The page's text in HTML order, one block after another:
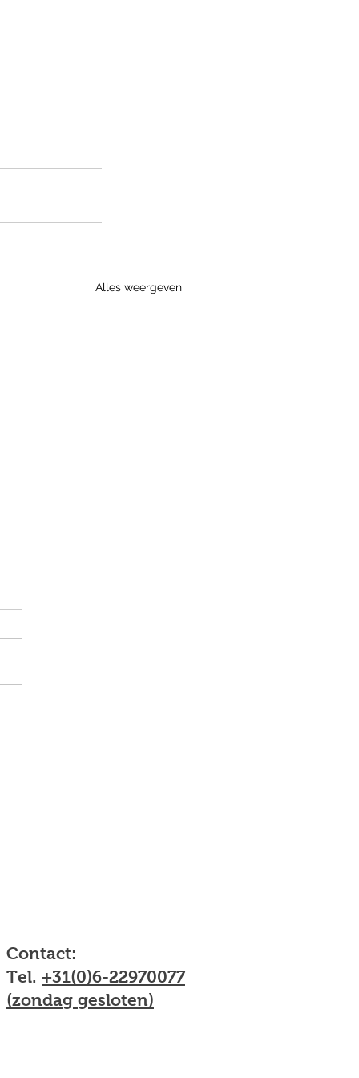
Alles weergeven
Contact:
Tel. +31(0)6-22970077
(zondag gesloten)